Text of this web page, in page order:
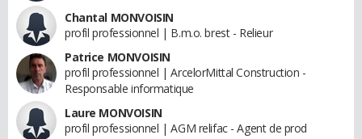
Chantal MONVOISIN
profil professionnel | B.m.o. brest - Relieur
Patrice MONVOISIN
profil professionnel | ArcelorMittal Construction -
Responsable informatique
Laure MONVOISIN
profil professionnel | AGM relifac - Agent de prod